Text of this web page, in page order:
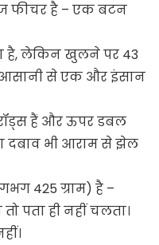
फीचर है – एक बटन
है, लेकिन खुलने पर 43
से एक और इंसान
हैं और ऊपर डबल
दबाव भी आराम से झेल
425 ग्राम) है –
पता ही नहीं चलता।